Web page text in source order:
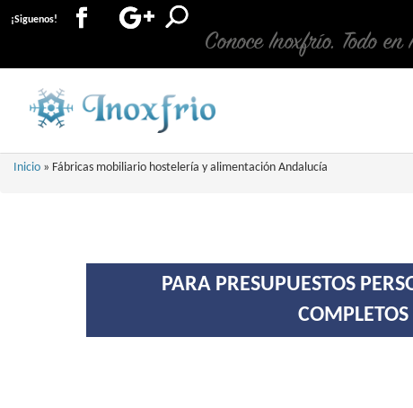
¡Siguenos!
Conoce Inoxfrío. Todo
Inicio » Fábricas mobiliario hostelería y alimentación Andalucía
PARA PRESUPUESTOS